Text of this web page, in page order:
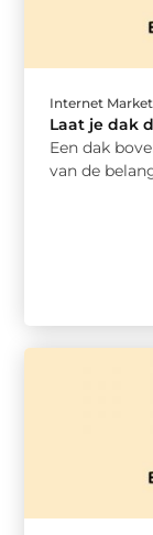
Internet
Laat je dak
Een dak
van de